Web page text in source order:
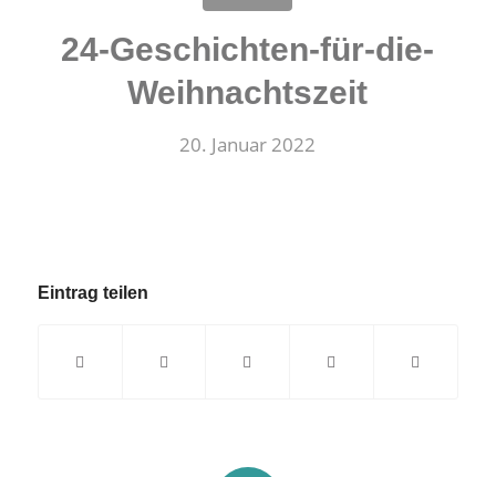
24-Geschichten-für-die-
Weihnachtszeit
20. Januar 2022
Eintrag teilen